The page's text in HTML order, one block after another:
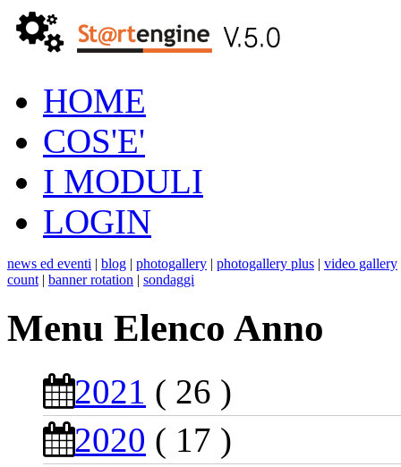
HOME
COS'E'
I MODULI
LOGIN
news ed eventi | blog | photogallery | photogallery plus | video gallery
count | banner rotation | sondaggi
Menu Elenco Anno
2021 ( 26 )
2020 ( 17 )